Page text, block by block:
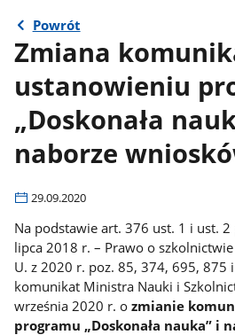
Powrót
Zmiana
ustanowieniu
„Doskonała
naborze
29.09.2020
Na podstawie art. 376 ust. 1 i ust.
lipca 2018 r. – Prawo o
U. z 2020 r. poz. 85, 374, 695, 875 i
komunikat Ministra Nauki i
września 2020 r. ozmianie
programu „Doskonała nauka” i